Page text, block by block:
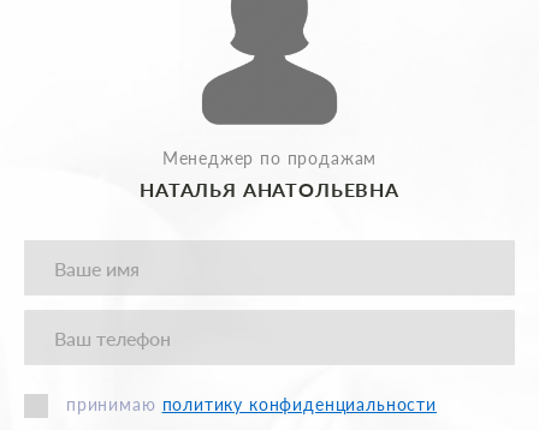
Менеджер по продажам
НАТАЛЬЯ АНАТОЛЬЕВНА
принимаю политику конфиденциальности